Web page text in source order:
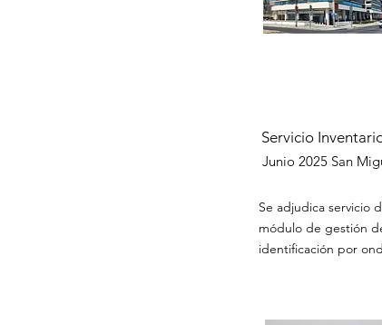
Servicio
Junio 2025 San
Se adjudica servicio
módulo de gestión
identificación por